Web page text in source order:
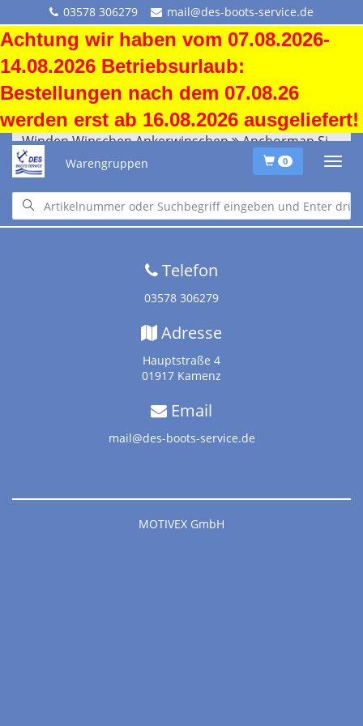
03578 306279 mail@des-boots-service.de
Achtung wir haben vom 07.08.2026-
14.08.2026 Betriebsurlaub:
Bestellungen nach dem 07.08.26
werden erst ab 16.08.2026 ausgeliefert!
Warengruppen 0
Winden Winschen Ankerwinschen Anchorman Simpson Lawrence
Startseite•Downloads•Versandkosten•
Impressum•Altölentsorgung
Telefon
03578 306279
Adresse
Hauptstraße 4
01917 Kamenz
Email
mail@des-boots-service.de
MOTIVEX GmbH